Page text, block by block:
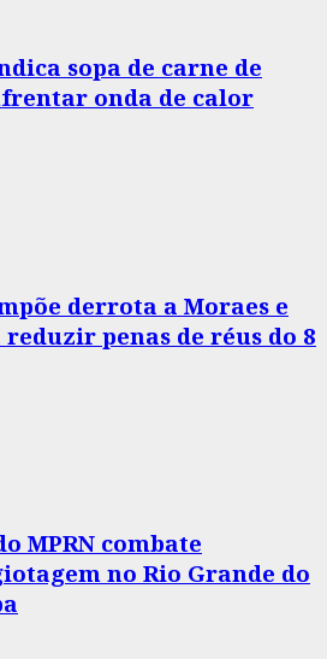
sopa de carne de
onda de calor
derrota a Moraes e
penas de réus do 8
MPRN combate
no Rio Grande do